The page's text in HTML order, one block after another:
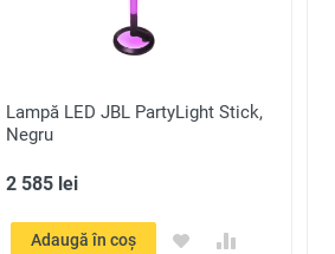
Lampă LED JBL PartyLight Stick,
Negru
2 585 lei
Adaugă în coș